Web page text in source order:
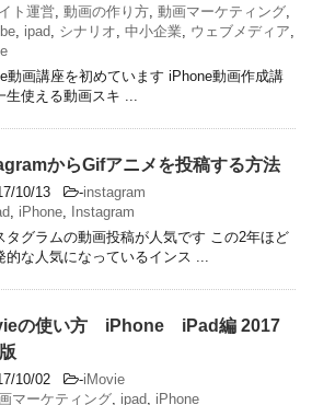
ト運営, 動画の作り方, 動画マーケティング,
, ipad, シナリオ, 中小企業, ウェブメディア,
動画講座を初めています iPhone動画作成講
使える動画スキ ...
からGifアニメを投稿する方法
10/13 -instagram
, iPhone,
Instagram
タグラムの動画投稿が人気です この2年ほど
的な人気になっているインス ...
の使い方 iPhone iPad編 2017
10/02 -iMovie
マーケティング, ipad, iPhone